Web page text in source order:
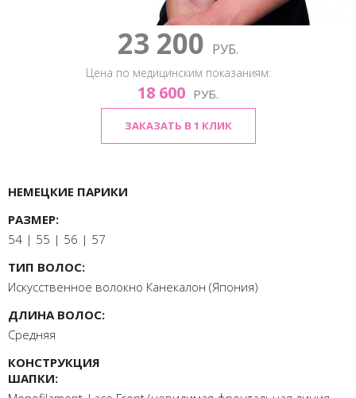
23 200 РУБ.
Цена по медицинским показаниям:
18 600 РУБ.
ЗАКАЗАТЬ В 1 КЛИК
НЕМЕЦКИЕ ПАРИКИ
РАЗМЕР:
54 | 55 | 56 | 57
ТИП ВОЛОС:
Искусственное волокно Канекалон (Япония)
ДЛИНА ВОЛОС:
Средняя
КОНСТРУКЦИЯ
ШАПКИ: